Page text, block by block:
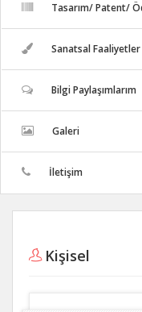
Tasarım/ Patent/
Sanatsal Faaliyetler
Bilgi Paylaşımlarım
Galeri
İletişim
Kişisel